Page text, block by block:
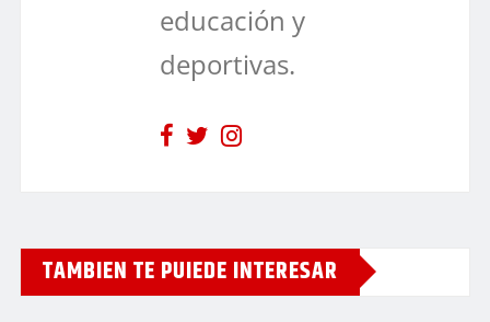
educación y
deportivas.
TAMBIEN TE PUIEDE INTERESAR